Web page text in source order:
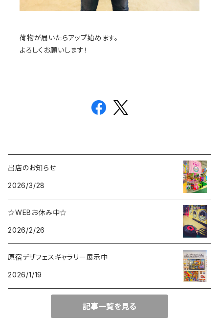
荷物が届いたらアップ始めます。
よろしくお願いします！
出店のお知らせ
2026/3/28
☆WEBお休み中☆
2026/2/26
原宿デザフェスギャラリー展示中
2026/1/19
記事一覧を見る